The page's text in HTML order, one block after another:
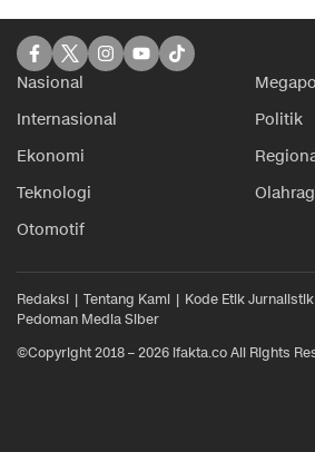
Nasional
Internasional
Politik
Ekonomi
Teknologi
Otomotif
Redaksi Tentang Kami Kode Etik Jurnalistik
Pedoman Media Siber
©Copyright 2018 – 2026 ifakta.co All Rights